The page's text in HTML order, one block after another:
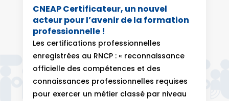
CNEAP Certificateur, un nouvel
acteur pour l’avenir de la formation
professionnelle !
Les certifications professionnelles
enregistrées au RNCP : « reconnaissance
officielle des compétences et des
connaissances professionnelles requises
pour exercer un métier classé par niveau